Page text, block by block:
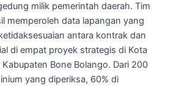
milik pemerintah daerah. Tim
memperoleh data lapangan yang
antara kontrak dan
di empat proyek strategis di Kota
Bone Bolango. Dari 200
yang diperiksa, 60% di